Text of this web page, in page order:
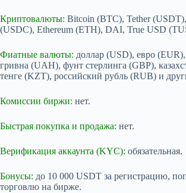
Криптовалюты: Bitcoin (BTC), Tether
(USDC), Ethereum (ETH), DAI, True USD
Фиатные валюты: доллар (USD), евро
гривна (UAH), фунт стерлинга (GBP),
тенге (KZT), российский рубль (RUB) и
Комиссии биржи: нет.
Быстрая покупка и продажа: нет.
Верификация аккаунта (KYC): обязательная.
Бонусы: до 10 000 USDT за регистрацию,
торговлю на бирже.